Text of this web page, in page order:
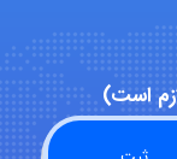
ZAK
است)